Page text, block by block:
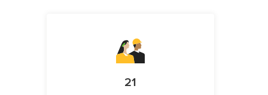
21